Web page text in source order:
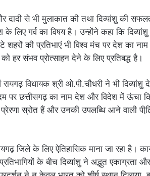
दादी से भी मुलाकात की तथा दिव्यांशु की
के लिए गर्व का विषय है। उन्होंने कहा कि
शहरों की प्रतिभाएं भी विश्व मंच पर देश का
हर संभव प्रोत्साहन देने के लिए प्रतिबद्ध है।
विधायक श्री ओ.पी.चौधरी ने भी दिव्यांशु
पर छत्तीसगढ़ का नाम देश और विदेश में ऊंचा
स्रोत हैं और उनकी उपलब्धि आने वाली
जिले के लिए ऐतिहासिक माना जा रहा है।
के बीच दिव्यांशु ने अद्भुत एकाग्रता